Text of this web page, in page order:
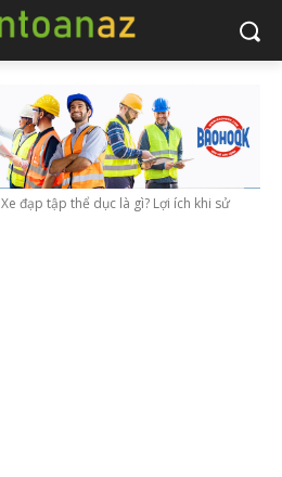
Xe đạp tập thể dục là gì? Lợi ích khi sử